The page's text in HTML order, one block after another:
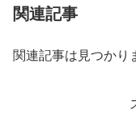
関連記事
関連記事は見つかり